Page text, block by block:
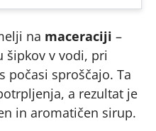
na maceraciji –
šipkov v vodi, pri
počasi sproščajo. Ta
a rezultat je
in aromatičen sirup.